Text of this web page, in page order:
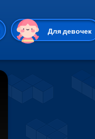
Для девочек
Приключения